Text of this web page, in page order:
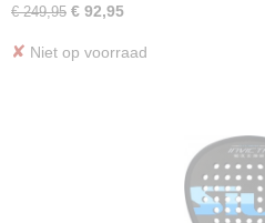
€ 249,95 € 92,95
✘ Niet op voorraad